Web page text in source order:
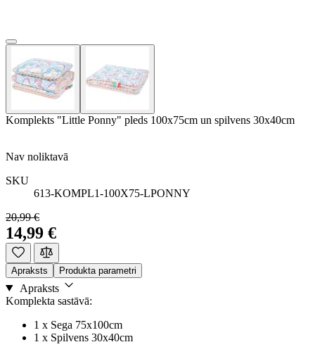
Komplekts "Little Ponny" pleds 100x75cm un spilvens 30x40cm
Nav noliktavā
SKU
613-KOMPL1-100X75-LPONNY
20,99 €
14,99 €
Apraksts Produkta parametri
Apraksts
Komplekta sastāvā:
1 x Sega 75x100cm
1 x Spilvens 30x40cm